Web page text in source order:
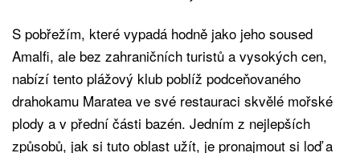
S pobřežím, které vypadá hodně jako jeho soused
Amalfi, ale bez zahraničních turistů a vysokých cen,
nabízí tento plážový klub poblíž podceňovaného
drahokamu Maratea ve své restauraci skvělé mořské
plody a v přední části bazén. Jedním z nejlepších
způsobů, jak si tuto oblast užít, je pronajmout si loď a